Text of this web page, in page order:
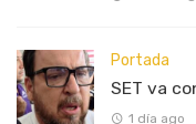
Portada
SET va
1 día ago